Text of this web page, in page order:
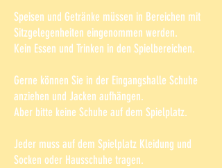
Speisen und Getränke müssen in Bereichen mit
Sitzgelegenheiten eingenommen werden.
Kein Essen und Trinken in den Spielbereichen.
Gerne können Sie in der Eingangshalle Schuhe
anziehen und Jacken aufhängen.
Aber bitte keine Schuhe auf dem Spielplatz.
Jeder muss auf dem Spielplatz Kleidung und
Socken oder Hausschuhe tragen.